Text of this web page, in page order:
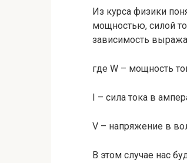
Из курса физики
мощностью, силой
зависимость
где W – мощность
I – сила тока в
V – напряжение в
В этом случае нас